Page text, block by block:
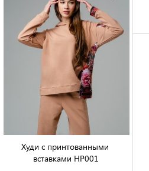
Худи с принтованными
вставками HP001